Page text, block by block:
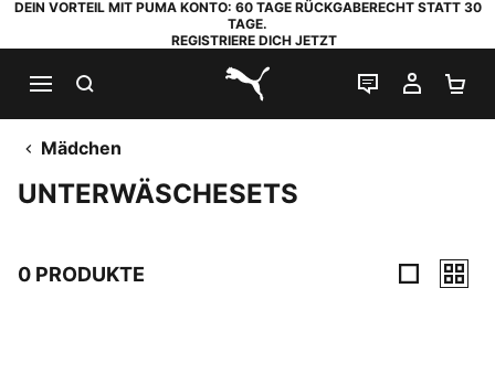
DEIN VORTEIL MIT PUMA KONTO: 60 TAGE RÜCKGABERECHT STATT 30
TAGE.
REGISTRIERE DICH JETZT
PUMA.com
LIVE-CHAT
MEIN
Mädchen
UNTERWÄSCHESETS
0 PRODUKTE